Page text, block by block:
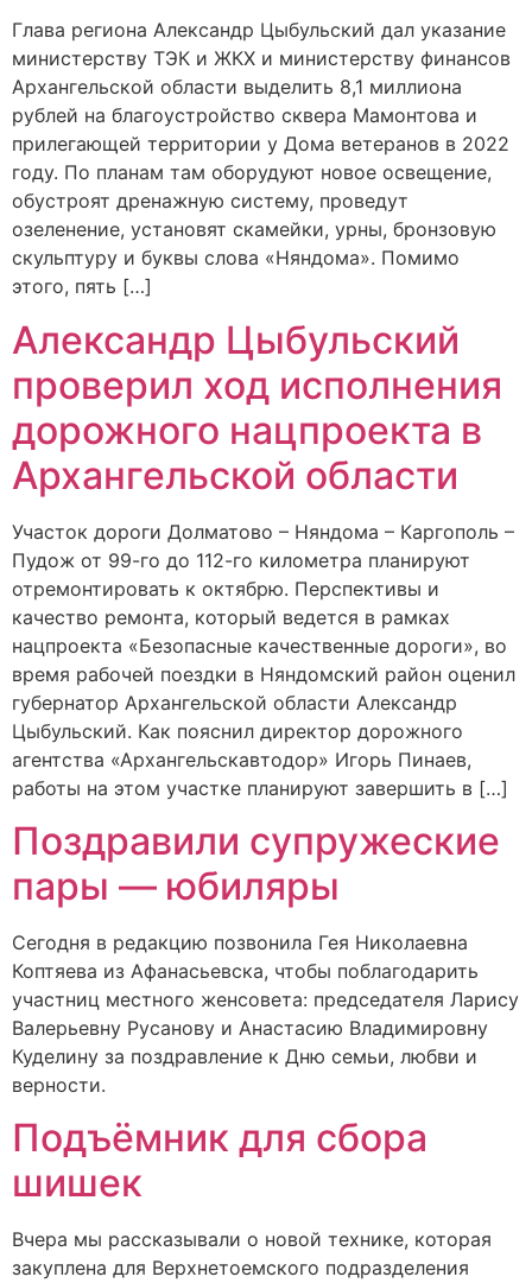
Глава региона Александр Цыбульский дал указание
министерству ТЭК и ЖКХ и министерству финансов
Архангельской области выделить 8,1 миллиона
рублей на благоустройство сквера Мамонтова и
прилегающей территории у Дома ветеранов в 2022
году. По планам там оборудуют новое освещение,
обустроят дренажную систему, проведут
озеленение, установят скамейки, урны, бронзовую
скульптуру и буквы слова «Няндома». Помимо
этого, пять […]
Александр Цыбульский
проверил ход исполнения
дорожного нацпроекта в
Архангельской области
Участок дороги Долматово – Няндома – Каргополь –
Пудож от 99-го до 112-го километра планируют
отремонтировать к октябрю. Перспективы и
качество ремонта, который ведется в рамках
нацпроекта «Безопасные качественные дороги», во
время рабочей поездки в Няндомский район оценил
губернатор Архангельской области Александр
Цыбульский. Как пояснил директор дорожного
агентства «Архангельскавтодор» Игорь Пинаев,
работы на этом участке планируют завершить в […]
Поздравили супружеские
пары — юбиляры
Сегодня в редакцию позвонила Гея Николаевна
Коптяева из Афанасьевска, чтобы поблагодарить
участниц местного женсовета: председателя Ларису
Валерьевну Русанову и Анастасию Владимировну
Куделину за поздравление к Дню семьи, любви и
верности.
Подъёмник для сбора
шишек
Вчера мы рассказывали о новой технике, которая
закуплена для Верхнетоемского подразделения